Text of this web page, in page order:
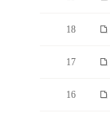
18
17
16